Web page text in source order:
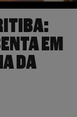
EM
DA